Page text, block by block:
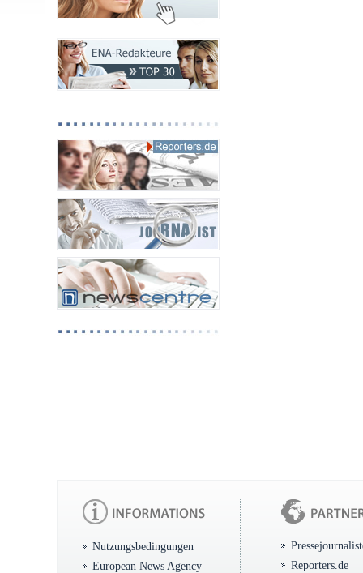
Nutzungsbedingungen
European News Agency
Reporters.de